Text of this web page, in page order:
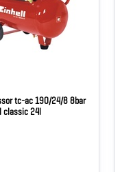
tc-ac 190/24/8 8bar
classic 24l